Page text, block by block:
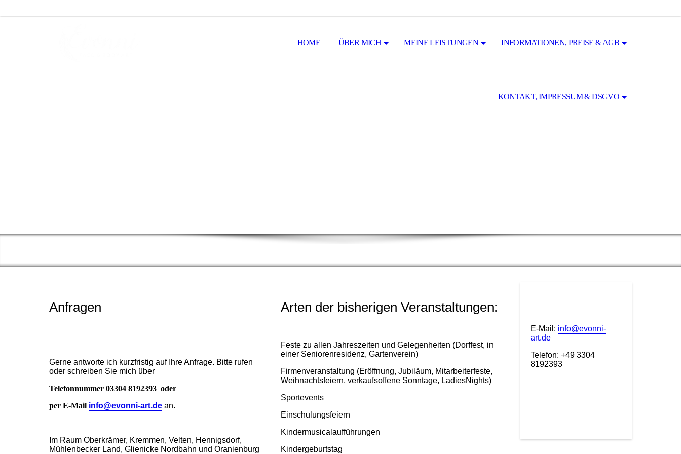
HOME ÜBER MICH MEINE LEISTUNGEN INFORMATIONEN, PREISE & AGB
KONTAKT, IMPRESSUM & DSGVO
Anfragen
Gerne antworte ich kurzfristig auf Ihre Anfrage. Bitte rufen
oder schreiben Sie mich über
Telefonnummer 03304 8192393 oder
per E-Mail info@evonni-art.de an.
Im Raum Oberkrämer, Kremmen, Velten, Hennigsdorf,
Mühlenbecker Land, Glienicke Nordbahn und Oranienburg
Arten der bisherigen Veranstaltungen:
Feste zu allen Jahreszeiten und Gelegenheiten (Dorffest, in
einer Seniorenresidenz, Gartenverein)
Firmenveranstaltung (Eröffnung, Jubiläum, Mitarbeiterfeste,
Weihnachtsfeiern, verkaufsoffene Sonntage, LadiesNights)
Sportevents
Einschulungsfeiern
Kindermusicalaufführungen
Kindergeburtstag
E-Mail: info@evonni-
art.de
Telefon: +49 3304
8192393